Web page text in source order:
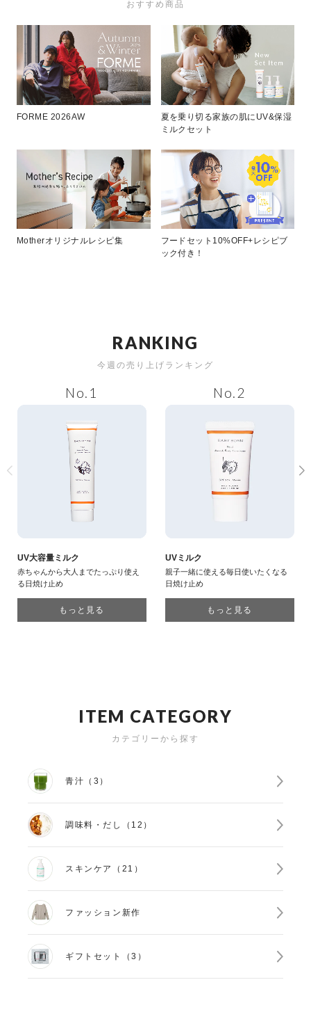
おすすめ商品
FORME 2026AW
フードセット10%OFF+レシピブ
ック付き！
Motherオリジナルレシピ集
夏を乗り切る家族の肌にUV&保湿
ミルクセット
RANKING
今週の売り上げランキング
No.1
UV大容量ミルク
赤ちゃんから大人までたっぷり使え
る日焼け止め
もっと見る
No.2
UVミルク
親子一緒に使える毎日使いたくなる
日焼け止め
もっと見る
ITEM CATEGORY
カテゴリーから探す
青汁（3）
調味料・だし（12）
スキンケア（21）
ファッション新作
ギフトセット（3）